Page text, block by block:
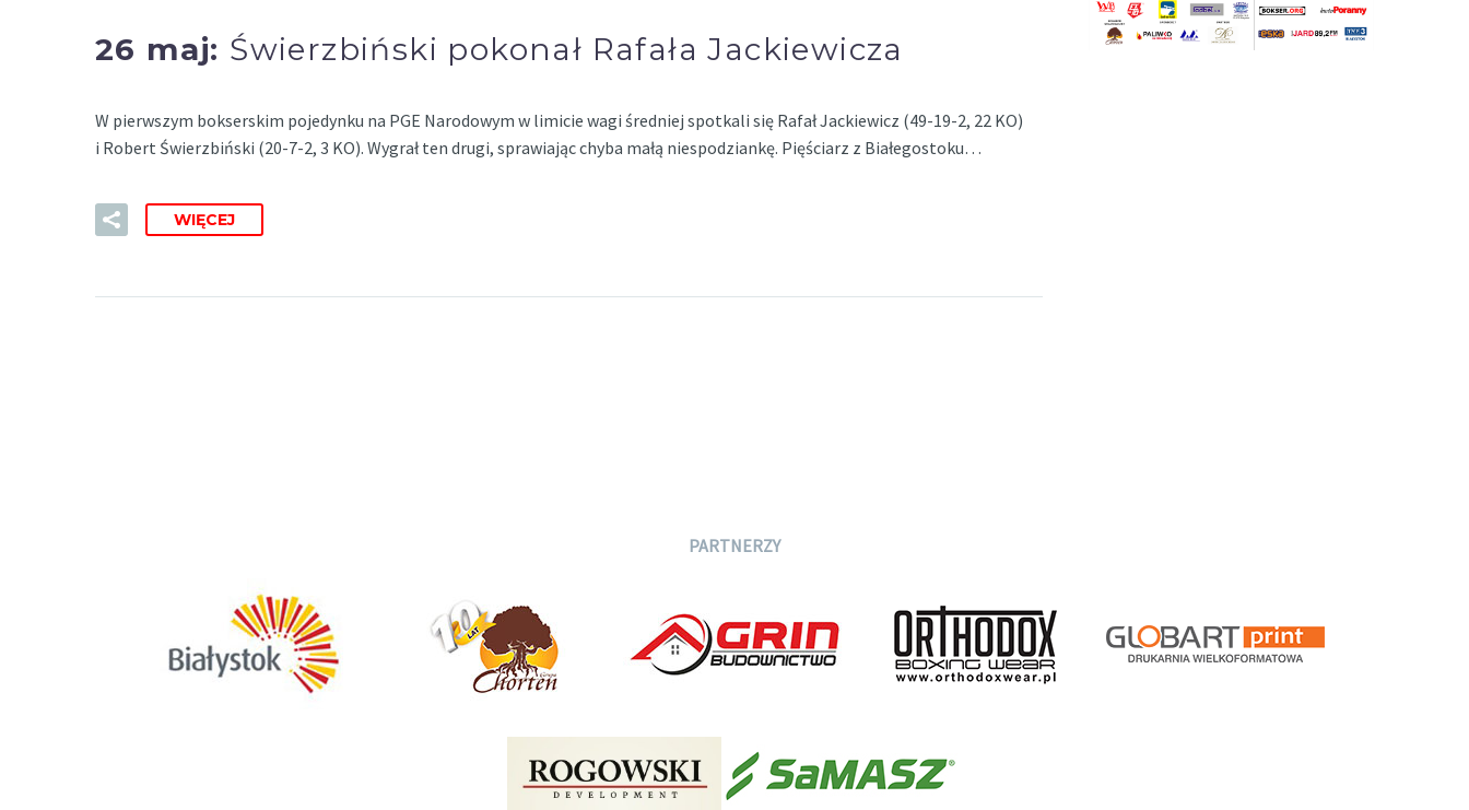
26 maj: Świerzbiński pokonał Rafała Jackiewicza
W pierwszym bokserskim pojedynku na PGE Narodowym w limicie wagi średniej spotkali się Rafał Jackiewicz (49-19-2, 22 KO)
i Robert Świerzbiński (20-7-2, 3 KO). Wygrał ten drugi, sprawiając chyba małą niespodziankę. Pięściarz z Białegostoku…
WIĘCEJ
PARTNERZY